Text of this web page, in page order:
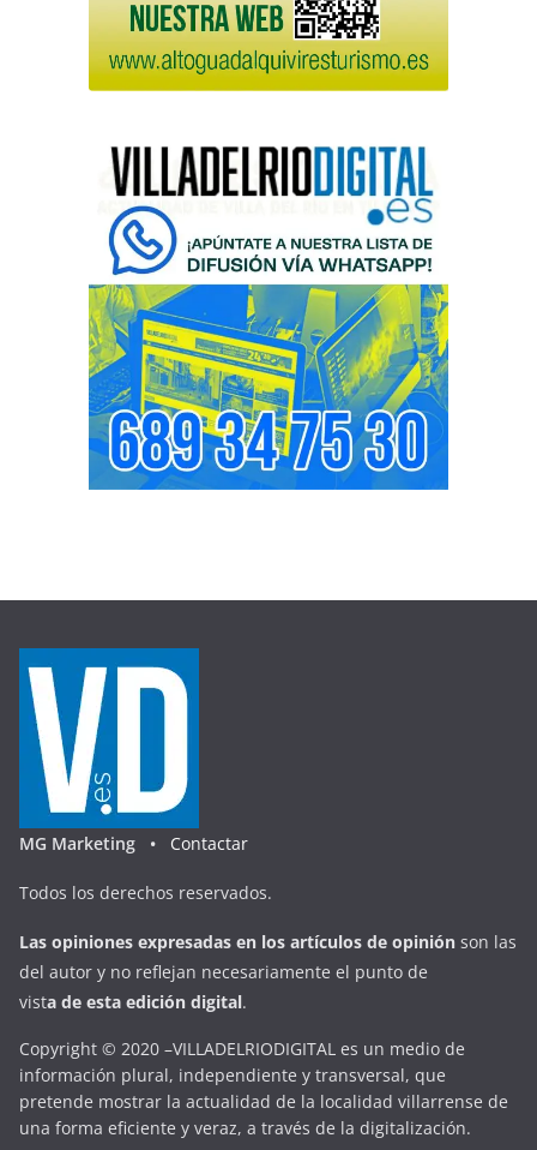
MG Marketing • Contactar
Todos los derechos reservados.
Las opiniones expresadas en los artículos de opinión son las
del autor y no reflejan necesariamente el punto de
vista de esta edición digital.
Copyright © 2020 –VILLADELRIODIGITAL es un medio de
información plural, independiente y transversal, que
pretende mostrar la actualidad de la localidad villarrense de
una forma eficiente y veraz, a través de la digitalización.